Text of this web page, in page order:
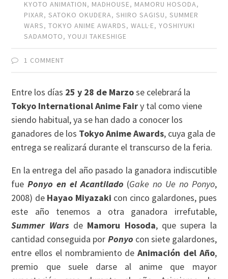
KYOTO ANIMATION, MADHOUSE, MAMORU HOSODA,
PIXAR,SATOKO OKUDERA,SHIRO SAGISU,SUMMER
WARS,TOKYO ANIME AWARDS,WALL·E,YOSHIYUKI
SADAMOTO,YOUJI TAKESHIGE
1 COMMENT
Entre los días 25 y 28 de Marzose celebrará la
Tokyo International Anime Fairy tal como viene
siendo habitual, ya se han dado a conocer los
ganadores de los Tokyo Anime Awards, cuya gala de
entrega se realizará durante el transcurso de la feria.
En la entrega del año pasado la ganadora indiscutible
fuePonyo en el Acantilado (Gake no Ue no Ponyo,
2008) de Hayao Miyazaki con cinco galardones, pues
este año tenemos a otra ganadora irrefutable,
Summer Warsde Mamoru Hosoda, que supera la
cantidad conseguida por Ponyo con siete galardones,
entre ellos el nombramiento deAnimación del Año,
premio que suele darse al anime que mayor